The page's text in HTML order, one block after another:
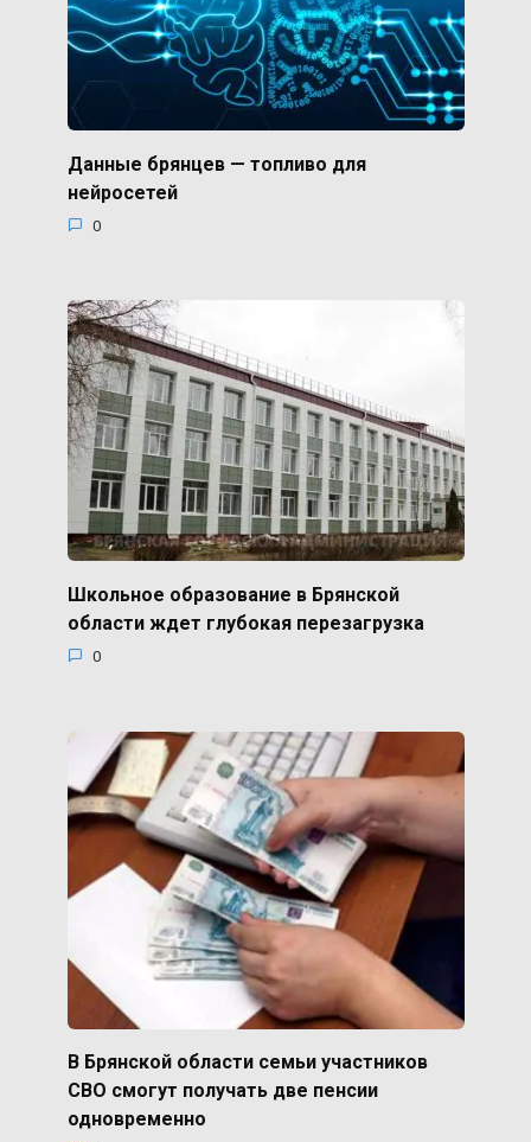
Данные брянцев — топливо для
нейросетей
0
Школьное образование в Брянской
области ждет глубокая перезагрузка
0
В Брянской области семьи участников
СВО смогут получать две пенсии
одновременно